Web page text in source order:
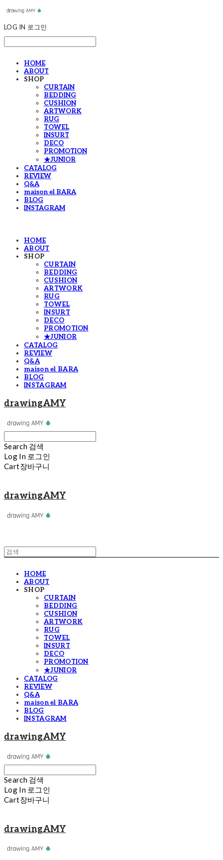
LOG IN 로그인
HOME
ABOUT
SHOP
CURTAIN
BEDDING
CUSHION
ARTWORK
RUG
TOWEL
INSURT
DECO
PROMOTION
★JUNIOR
CATALOG
REVIEW
Q&A
maison el BARA
BLOG
INSTAGRAM
HOME
ABOUT
SHOP
CURTAIN
BEDDING
CUSHION
ARTWORK
RUG
TOWEL
INSURT
DECO
PROMOTION
★JUNIOR
CATALOG
REVIEW
Q&A
maison el BARA
BLOG
INSTAGRAM
drawingAMY
Search 검색
Log In 로그인
Cart장바구니
drawingAMY
HOME
ABOUT
SHOP
CURTAIN
BEDDING
CUSHION
ARTWORK
RUG
TOWEL
INSURT
DECO
PROMOTION
★JUNIOR
CATALOG
REVIEW
Q&A
maison el BARA
BLOG
INSTAGRAM
drawingAMY
Search 검색
Log In 로그인
Cart장바구니
drawingAMY